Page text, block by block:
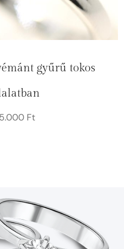
gyűrű tokos
Ft